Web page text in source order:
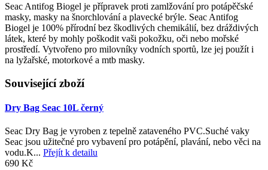
Seac Antifog Biogel je přípravek proti zamlžování pro potápěčské
masky, masky na šnorchlování a plavecké brýle. Seac Antifog
Biogel je 100% přírodní bez škodlivých chemikálií, bez dráždivých
látek, které by mohly poškodit vaši pokožku, oči nebo mořské
prostředí. Vytvořeno pro milovníky vodních sportů, lze jej použít i
na lyžařské, motorkové a mtb masky.
Související zboží
Dry Bag Seac 10L černý
Seac Dry Bag je vyroben z tepelně zataveného PVC.Suché vaky
Seac jsou užitečné pro vybavení pro potápění, plavání, nebo věci na
vodu.K... Přejít k detailu
690 Kč